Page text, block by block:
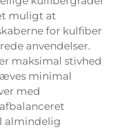
muligt at
for kulfiber
anvendelser.
maksimal stivhed
minimal
med
almindelig